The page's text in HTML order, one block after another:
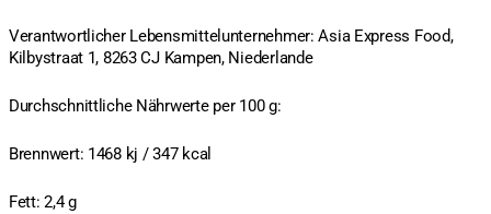
Verantwortlicher Lebensmittelunternehmer: Asia Express Food,
Kilbystraat 1, 8263 CJ Kampen, Niederlande
Durchschnittliche Nährwerte per 100 g:
Brennwert: 1468 kj / 347 kcal
Fett: 2,4 g